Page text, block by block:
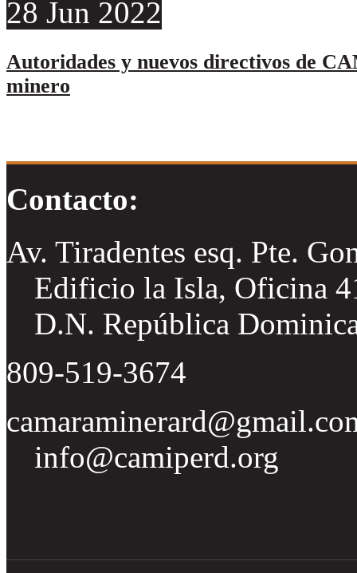
28 Jun 2022
Autoridades y nuevos directivos de
minero
Contacto:
Av. Tiradentes esq. Pte.
Edificio la Isla, Oficina
D.N. República
809-519-3674
info@camiperd.org